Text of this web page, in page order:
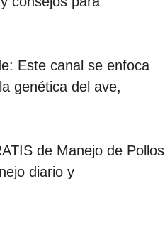
Este canal se enfoca
genética del ave,
de Manejo de Pollos
diario y